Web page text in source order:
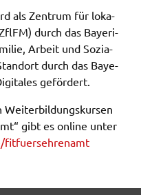
als Zentrum für loka­
durch das Baye­ri­
Arbeit und Sozia­
durch das Baye­
geför­dert.
gibt es online unter
​fit​fuer​sehr​enam​t